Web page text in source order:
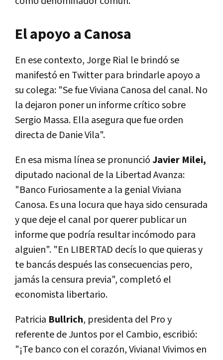
El apoyo a Canosa
En ese contexto, Jorge Rial le brindó se
manifestó en Twitter para brindarle apoyo a
su colega: "Se fue Viviana Canosa del canal. No
la dejaron poner un informe crítico sobre
Sergio Massa. Ella asegura que fue orden
directa de Danie Vila".
En esa misma línea se pronuncióJavier Milei,
diputado nacional de la Libertad Avanza:
"Banco Furiosamente a la genial Viviana
Canosa. Es una locura que haya sido censurada
y que deje el canal por querer publicar un
informe que podría resultar incómodo para
alguien". "En LIBERTAD decís lo que quieras y
te bancás después las consecuencias pero,
jamás la censura previa", completó el
economista libertario.
Patricia Bullrich, presidenta del Pro y
referente de Juntos por el Cambio, escribió:
"¡Te banco con el corazón, Viviana! Vivimos en